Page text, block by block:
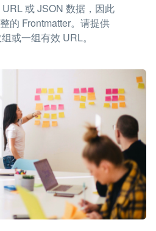
或 JSON 数据，因此
的 Frontmatter。请提供
或一组有效 URL。